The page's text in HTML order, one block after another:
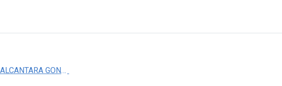
DR. DAVID ALCANTARA GONZALEZ